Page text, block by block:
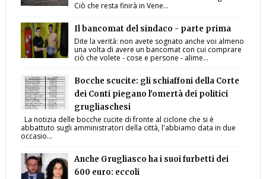
Ciò che resta finirà in Vene...
Il bancomat del sindaco - parte prima
Dite la verità: non avete sognato anche voi almeno
una volta di avere un bancomat con cui comprare
ciò che volete - cose e persone - alime...
Bocche scucite: gli schiaffoni della Corte
dei Conti piegano l'omertà dei politici
grugliaschesi
La notizia delle bocche cucite di fronte al ciclone che si è
abbattuto sugli amministratori della città, l'abbiamo data in due
occasio...
Anche Grugliasco ha i suoi furbetti dei
600 euro: eccoli